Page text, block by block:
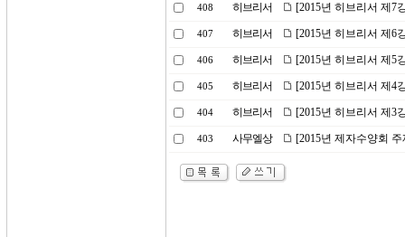
408 히브리서 [2015년 히브리서 제7
407 히브리서 [2015년 히브리서 제6
406 히브리서 [2015년 히브리서 제5
405 히브리서 [2015년 히브리서 제4
404 히브리서 [2015년 히브리서 제3
403 사무엘상 [2015년 제자수양회